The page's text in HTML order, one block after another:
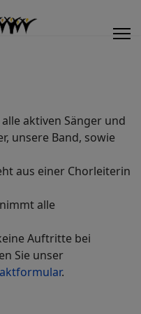
alle aktiven Sänger und
unsere Band, sowie
aus einer Chorleiterin
alle
Auftritte bei
Sie unser
.